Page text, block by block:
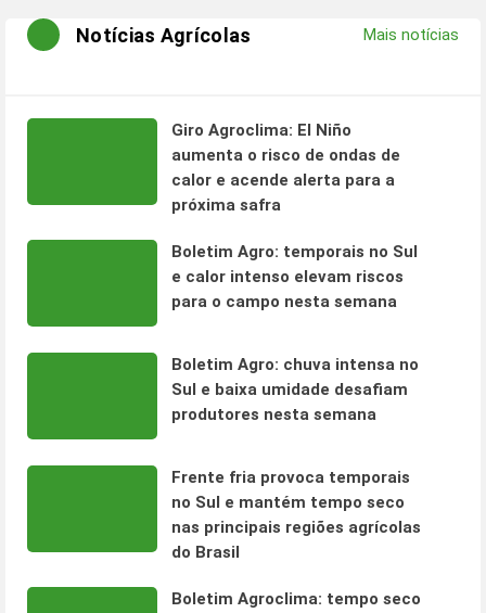
Notícias Agrícolas Mais notícias
Giro Agroclima: El Niño
aumenta o risco de ondas de
calor e acende alerta para a
próxima safra
Boletim Agro: temporais no Sul
e calor intenso elevam riscos
para o campo nesta semana
Boletim Agro: chuva intensa no
Sul e baixa umidade desafiam
produtores nesta semana
Frente fria provoca temporais
no Sul e mantém tempo seco
nas principais regiões agrícolas
do Brasil
Boletim Agroclima: tempo seco